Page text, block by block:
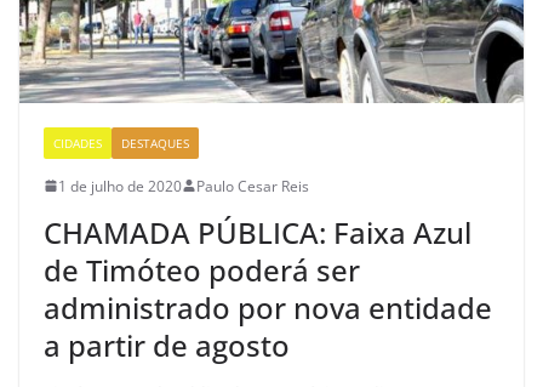
CIDADES DESTAQUES
1 de julho de 2020 Paulo Cesar Reis
CHAMADA PÚBLICA: Faixa Azul
de Timóteo poderá ser
administrado por nova entidade
a partir de agosto